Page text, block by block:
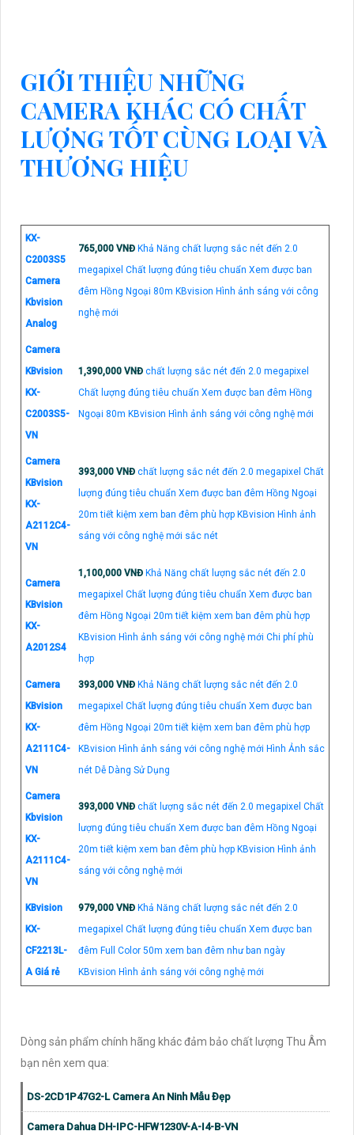
GIỚI THIỆU NHỮNG
CAMERA KHÁC CÓ CHẤT
LƯỢNG TỐT CÙNG LOẠI VÀ
THƯƠNG HIỆU
KX-
C2003S5
Camera
Kbvision
Analog
765,000 VNĐ Khả Năng chất lượng sắc nét đến 2.0
megapixel Chất lượng đúng tiêu chuẩn Xem được ban
đêm Hồng Ngoại 80m KBvision Hình ảnh sáng với công
nghệ mới
Camera
KBvision
KX-
C2003S5-
VN
1,390,000 VNĐ chất lượng sắc nét đến 2.0 megapixel
Chất lượng đúng tiêu chuẩn Xem được ban đêm Hồng
Ngoại 80m KBvision Hình ảnh sáng với công nghệ mới
Camera
KBvision
KX-
A2112C4-
VN
393,000 VNĐ chất lượng sắc nét đến 2.0 megapixel Chất
lượng đúng tiêu chuẩn Xem được ban đêm Hồng Ngoại
20m tiết kiệm xem ban đêm phù hợp KBvision Hình ảnh
sáng với công nghệ mới sắc nét
Camera
KBvision
KX-
A2012S4
1,100,000 VNĐ Khả Năng chất lượng sắc nét đến 2.0
megapixel Chất lượng đúng tiêu chuẩn Xem được ban
đêm Hồng Ngoại 20m tiết kiệm xem ban đêm phù hợp
KBvision Hình ảnh sáng với công nghệ mới Chi phí phù
hợp
Camera
KBvision
KX-
A2111C4-
VN
393,000 VNĐ Khả Năng chất lượng sắc nét đến 2.0
megapixel Chất lượng đúng tiêu chuẩn Xem được ban
đêm Hồng Ngoại 20m tiết kiệm xem ban đêm phù hợp
KBvision Hình ảnh sáng với công nghệ mới Hình Ảnh sắc
nét Dễ Dàng Sử Dụng
Camera
Kbvision
KX-
A2111C4-
VN
393,000 VNĐ chất lượng sắc nét đến 2.0 megapixel Chất
lượng đúng tiêu chuẩn Xem được ban đêm Hồng Ngoại
20m tiết kiệm xem ban đêm phù hợp KBvision Hình ảnh
sáng với công nghệ mới
KBvision
KX-
CF2213L-
A Giá rẻ
979,000 VNĐ Khả Năng chất lượng sắc nét đến 2.0
megapixel Chất lượng đúng tiêu chuẩn Xem được ban
đêm Full Color 50m xem ban đêm như ban ngày
KBvision Hình ảnh sáng với công nghệ mới
Dòng sản phẩm chính hãng khác đảm bảo chất lượng Thu Âm
bạn nên xem qua:
DS-2CD1P47G2-L Camera An Ninh Mẫu Đẹp
Camera Dahua DH-IPC-HFW1230V-A-I4-B-VN